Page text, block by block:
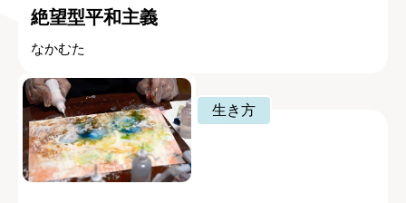
絶望型平和主義
なかむた
生き方